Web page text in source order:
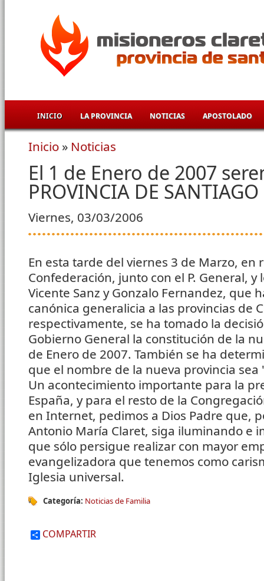
INICIO LA PROVINCIA NOTICIAS APOSTOLADO
Se encuentra usted aquí
Inicio » Noticias
El 1 de Enero de 2007
PROVINCIA DE SANTIAGO
Viernes, 03/03/2006
En esta tarde del viernes 3 de Marzo, en
Confederación, junto con el P. General, y
Vicente Sanz y Gonzalo Fernandez, que
canónica generalicia a las provincias de
respectivamente, se ha tomado la
Gobierno General la constitución de la
de Enero de 2007. También se ha
que el nombre de la nueva provincia sea
Un acontecimiento importante para la
España, y para el resto de la
en Internet, pedimos a Dios Padre que,
Antonio María Claret, siga iluminando e
que sólo persigue realizar con mayor
evangelizadora que tenemos como
Iglesia universal.
Categoría: Noticias de Familia
COMPARTIR